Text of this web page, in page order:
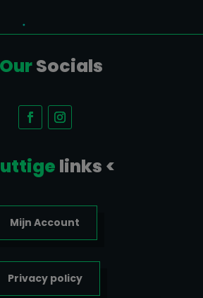
Socials
links <
Mijn Account
Privacy policy